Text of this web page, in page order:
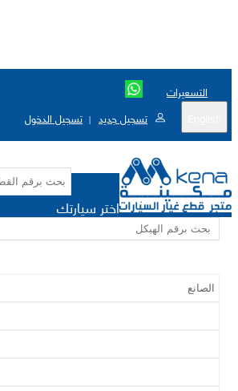
التسعيرات
تسجيل جديد | تسجيل الدخول
اختر سيارتك